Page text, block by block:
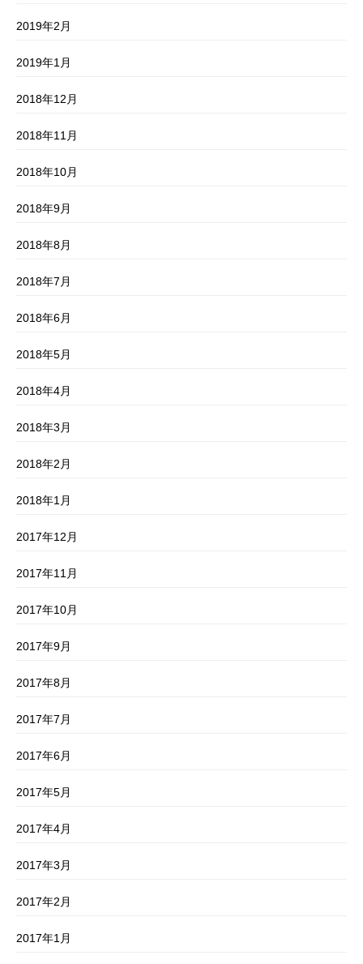
2019年2月
2019年1月
2018年12月
2018年11月
2018年10月
2018年9月
2018年8月
2018年7月
2018年6月
2018年5月
2018年4月
2018年3月
2018年2月
2018年1月
2017年12月
2017年11月
2017年10月
2017年9月
2017年8月
2017年7月
2017年6月
2017年5月
2017年4月
2017年3月
2017年2月
2017年1月